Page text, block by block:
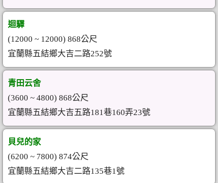
迴驛
(12000 ~ 12000) 868公尺
宜蘭縣五結鄉大吉二路252號
青田云舍
(3600 ~ 4800) 868公尺
宜蘭縣五結鄉大吉五路181巷160弄23號
貝兒的家
(6200 ~ 7800) 874公尺
宜蘭縣五結鄉大吉二路135巷1號